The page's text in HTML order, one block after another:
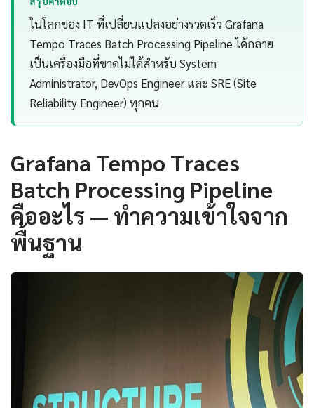
ในโลกของ IT ที่เปลี่ยนแปลงอย่างรวดเร็ว Grafana
Tempo Traces Batch Processing Pipeline ได้กลาย
เป็นเครื่องมือที่ขาดไม่ได้สำหรับ System
Administrator, DevOps Engineer และ SRE (Site
Reliability Engineer) ทุกคน
Grafana Tempo Traces
Batch Processing Pipeline
คืออะไร — ทำความเข้าใจจาก
พื้นฐาน